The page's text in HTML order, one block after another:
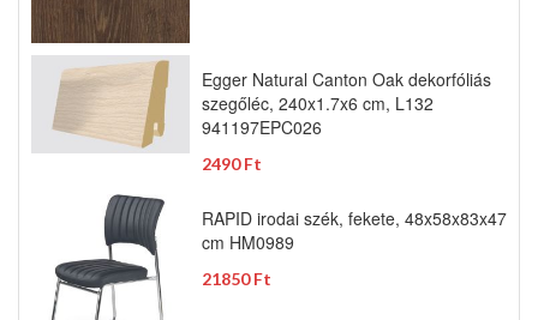
Egger Natural Canton Oak dekorfóliás
szegőléc, 240x1.7x6 cm, L132
941197EPC026
2490 Ft
RAPID irodai szék, fekete, 48x58x83x47
cm HM0989
21850 Ft